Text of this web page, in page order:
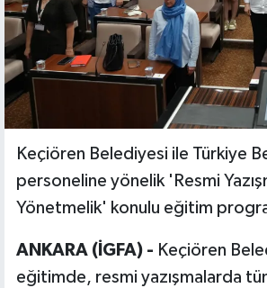
Keçiören Belediyesi ile Türkiye
personeline yönelik 'Resmi
Yönetmelik' konulu eğitim
ANKARA (İGFA) - Keçiören
eğitimde, resmi yazışmalarda